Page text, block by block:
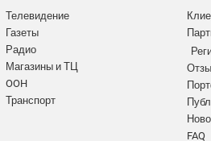
Телевидение
Газеты
Радио
Магазины и ТЦ
OOH
Транспорт
FAQ